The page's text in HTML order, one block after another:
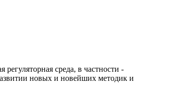
среда, в частности -
новых и новейших методик и